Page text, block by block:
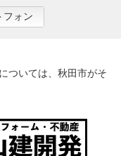
フォン
ついては、秋田市がそ